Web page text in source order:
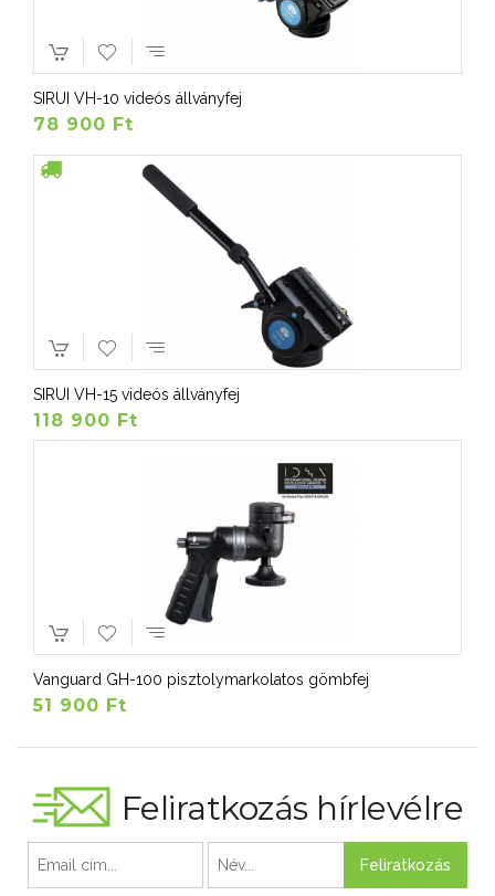
SIRUI VH-10 videós állványfej
78 900 Ft
SIRUI VH-15 videós állványfej
118 900 Ft
Vanguard GH-100 pisztolymarkolatos gömbfej
51 900 Ft
Feliratkozás hírlevélre
Feliratkozás